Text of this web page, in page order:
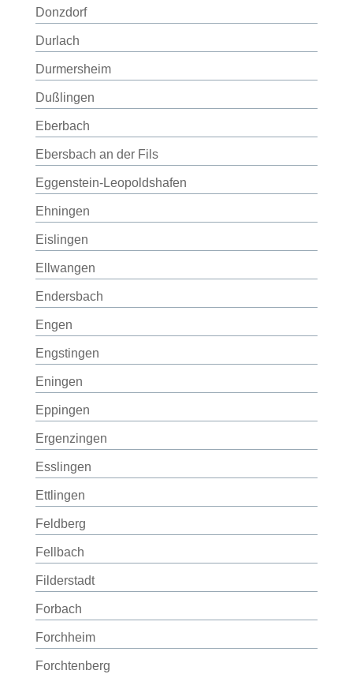
Donzdorf
Durlach
Durmersheim
Dußlingen
Eberbach
Ebersbach an der Fils
Eggenstein-Leopoldshafen
Ehningen
Eislingen
Ellwangen
Endersbach
Engen
Engstingen
Eningen
Eppingen
Ergenzingen
Esslingen
Ettlingen
Feldberg
Fellbach
Filderstadt
Forbach
Forchheim
Forchtenberg